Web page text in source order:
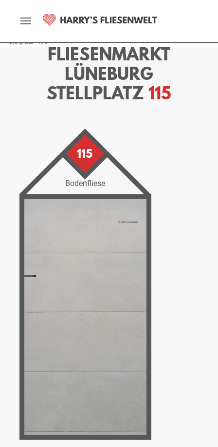
Stellplatz - 115FLIESENMARKT
LÜNEBURG
STELLPLATZ 115
115
Bodenfliese